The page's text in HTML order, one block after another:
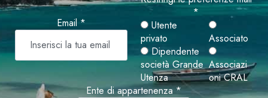
Email *
*
Utente
privato
Associato
Dipendente
società Grande
Utenza
Associazi
oni CRAL
Ente di appartenenza *